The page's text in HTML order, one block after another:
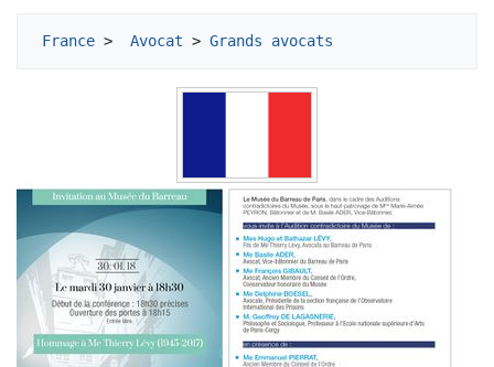
France > Avocat > Grands avocats